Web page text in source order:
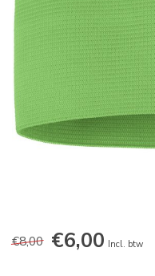
€8,00 €6,00 Incl. btw